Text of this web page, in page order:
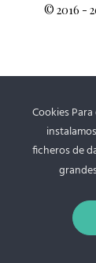
© 2016 -
Cookies
ficheros de